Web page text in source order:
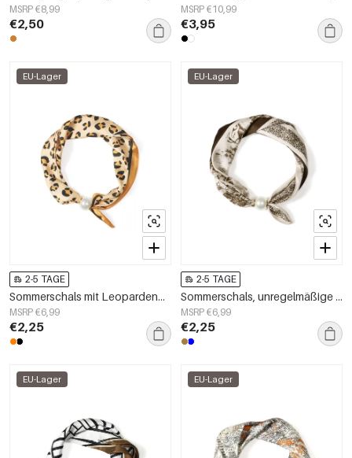
MSRP €8,99
€2,50
MSRP €10,99
€3,95
EU-Lager
2-5 TAGE
Sommerschals mit Leopardenmuster, lässiges Polyester, Alltagsaccessoires
MSRP €6,99
€2,25
EU-Lager
2-5 TAGE
Sommerschals, unregelmäßige Form, Alltagsschals aus Polyester, Accessoires für jeden Tag
MSRP €6,99
€2,25
EU-Lager EU-Lager